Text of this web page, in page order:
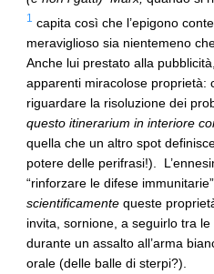
1 capita così che l’epigono
meraviglioso sia nientemeno
Anche lui prestato alla
apparenti miracolose proprietà:
riguardare la risoluzione dei
questo itinerarium in interiore
quella che un altro spot
potere delle perifrasi!).
“rinforzare le difese
scientificamente queste
invita, sornione, a seguirlo tra
durante un assalto all’arma
orale (delle balle di sterpi?).